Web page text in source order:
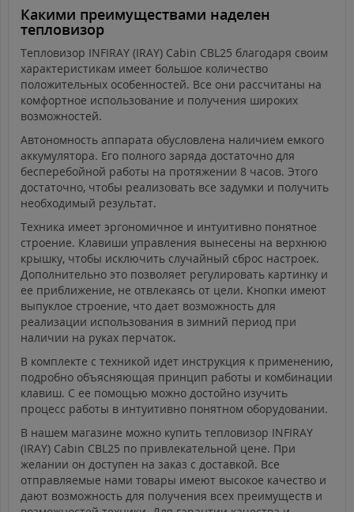
Какими преимуществами наделен
тепловизор
Тепловизор INFIRAY (IRAY) Cabin CBL25 благодаря своим
характеристикам имеет большое количество
положительных особенностей. Все они рассчитаны на
комфортное использование и получения широких
возможностей.
Автономность аппарата обусловлена наличием емкого
аккумулятора. Его полного заряда достаточно для
бесперебойной работы на протяжении 8 часов. Этого
достаточно, чтобы реализовать все задумки и получить
необходимый результат.
Техника имеет эргономичное и интуитивно понятное
строение. Клавиши управления вынесены на верхнюю
крышку, чтобы исключить случайный сброс настроек.
Дополнительно это позволяет регулировать картинку и
ее приближение, не отвлекаясь от цели. Кнопки имеют
выпуклое строение, что дает возможность для
реализации использования в зимний период при
наличии на руках перчаток.
В комплекте с техникой идет инструкция к применению,
подробно объясняющая принцип работы и комбинации
клавиш. С ее помощью можно достойно изучить
процесс работы в интуитивно понятном оборудовании.
В нашем магазине можно купить тепловизор INFIRAY
(IRAY) Cabin CBL25 по привлекательной цене. При
желании он доступен на заказ с доставкой. Все
отправляемые нами товары имеют высокое качество и
дают возможность для получения всех преимуществ и